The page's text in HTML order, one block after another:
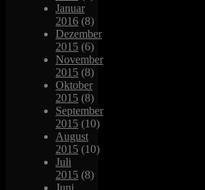
Januar
2016 (8)
Dezember
2015 (6)
November
2015 (8)
Oktober
2015 (8)
September
2015 (10)
August
2015 (10)
Juli
2015 (8)
Juni